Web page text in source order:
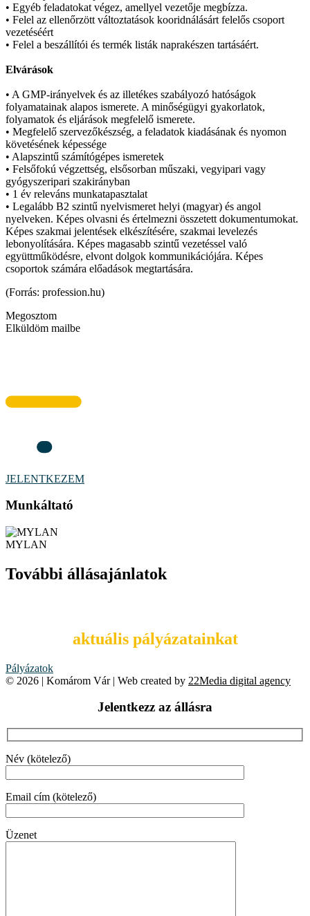
• Egyéb feladatokat végez, amellyel vezetője megbízza.
• Felel az ellenőrzött változtatások kooridnálásárt felelős csoport
vezetéséért
• Felel a beszállítói és termék listák naprakészen tartásáért.
Elvárások
• A GMP-irányelvek és az illetékes szabályozó hatóságok
folyamatainak alapos ismerete. A minőségügyi gyakorlatok,
folyamatok és eljárások megfelelő ismerete.
• Megfelelő szervezőkészség, a feladatok kiadásának és nyomon
követésének képessége
• Alapszintű számítógépes ismeretek
• Felsőfokú végzettség, elsősorban műszaki, vegyipari vagy
gyógyszeripari szakirányban
• 1 év releváns munkatapasztalat
• Legalább B2 szintű nyelvismeret helyi (magyar) és angol
nyelveken. Képes olvasni és értelmezni összetett dokumentumokat.
Képes szakmai jelentések elkészítésére, szakmai levelezés
lebonyolítására. Képes magasabb szintű vezetéssel való
együttműködésre, elvont dolgok kommunikációjára. Képes
csoportok számára előadások megtartására.
(Forrás: profession.hu)
Megosztom
Elküldöm mailbe
JELENTKEZEM
Munkáltató
MYLAN
További állásajánlatok
aktuális pályázatainkat
Pályázatok
© 2026 | Komárom Vár | Web created by 22Media digital agency
Jelentkezz az állásra
Név (kötelező)
Email cím (kötelező)
Üzenet